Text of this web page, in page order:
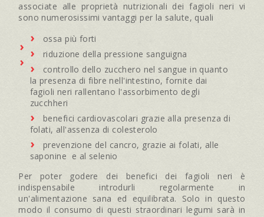
associate alle proprietà nutrizionali dei fagioli neri vi
sono numerosissimi vantaggi per la salute, quali
ossa più forti
riduzione della pressione sanguigna
controllo dello zucchero nel sangue in quanto
la presenza di fibre nell'intestino, fornite dai
fagioli neri rallentano l'assorbimento degli
zucchheri
benefici cardiovascolari grazie alla presenza di
folati, all'assenza di colesterolo
prevenzione del cancro, grazie ai folati, alle
saponine e al selenio
Per poter godere dei benefici dei fagioli neri è
indispensabile introdurli regolarmente in
un'alimentazione sana ed equilibrata. Solo in questo
modo il consumo di questi straordinari legumi sarà in